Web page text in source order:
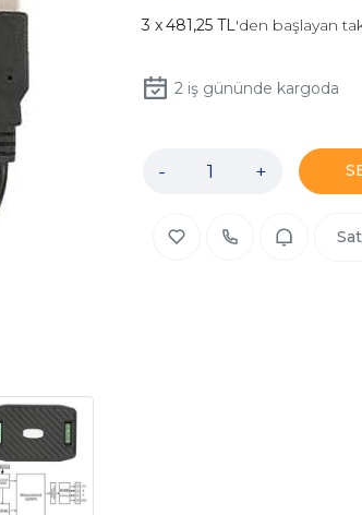
481,25 TL'den başlayan
2iş gününde kargoda
- +